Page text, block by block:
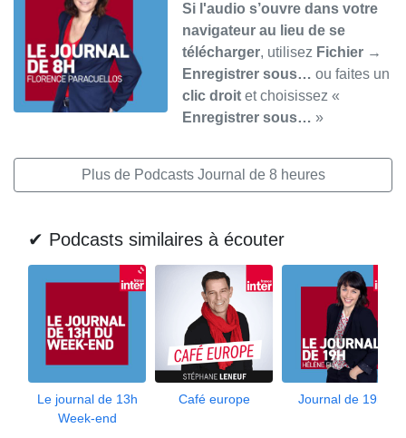
Si l'audio s’ouvre dans votre
navigateur au lieu de se
télécharger, utilisez Fichier →
Enregistrer sous… ou faites un
clic droit et choisissez «
Enregistrer sous… »
Plus de Podcasts Journal de 8 heures
✔ Podcasts similaires à écouter
Le journal de 13h
Week-end
Café europe Journal de 19h